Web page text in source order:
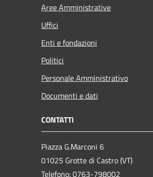
Aree Amministrative
Uffici
Enti e fondazioni
Politici
Personale Amministrativo
Documenti e dati
CONTATTI
Piazza G.Marconi 6
01025 Grotte di Castro (VT)
Telefono: 0763-798002